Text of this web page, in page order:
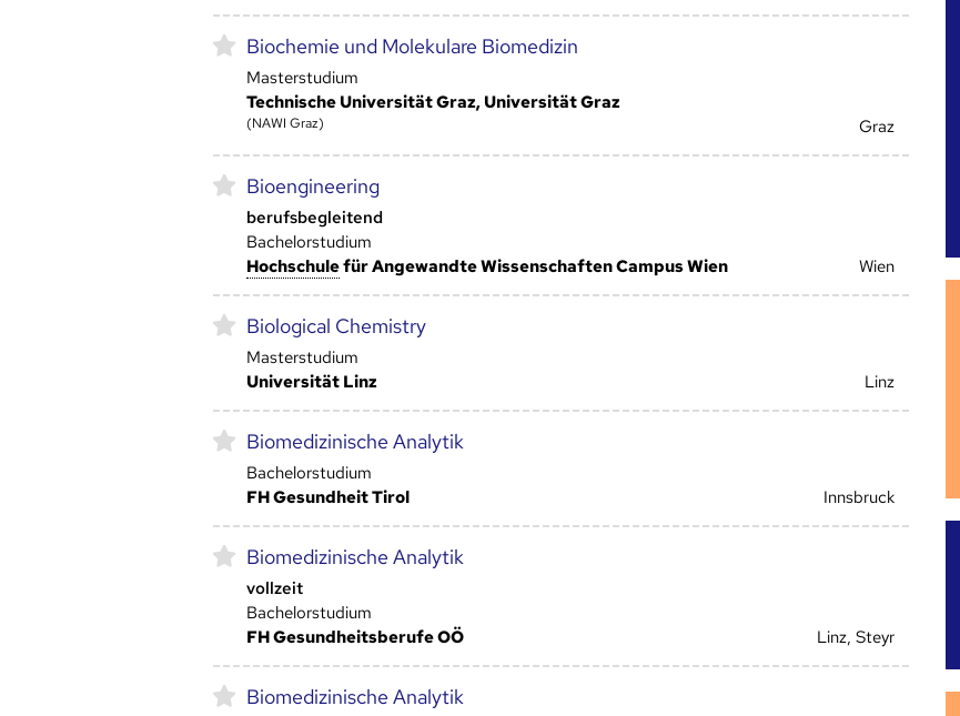
Biochemie und Molekulare Biomedizin
Masterstudium
Technische Universität Graz, Universität Graz
(NAWI Graz) Graz
Bioengineering
berufsbegleitend
Bachelorstudium
Hoch­schulefür Angewandte Wissenschaften Campus Wien Wien
Biological Chemistry
Masterstudium
Universität Linz
Linz
Biomedizinische Analytik
Bachelorstudium
FH Gesundheit Tirol
Innsbruck
Biomedizinische Analytik
vollzeit
Bachelorstudium
FH Gesundheitsberufe OÖ
Linz, Steyr
Biomedizinische Analytik